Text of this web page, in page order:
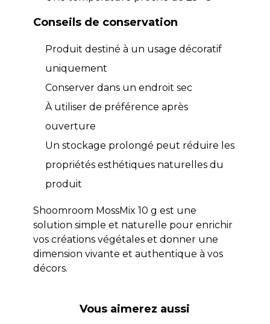
Conseils de conservation
Produit destiné à un usage décoratif
uniquement
Conserver dans un endroit sec
À utiliser de préférence après
ouverture
Un stockage prolongé peut réduire les
propriétés esthétiques naturelles du
produit
Shoomroom MossMix 10 g est une
solution simple et naturelle pour enrichir
vos créations végétales et donner une
dimension vivante et authentique à vos
décors.
Vous aimerez aussi